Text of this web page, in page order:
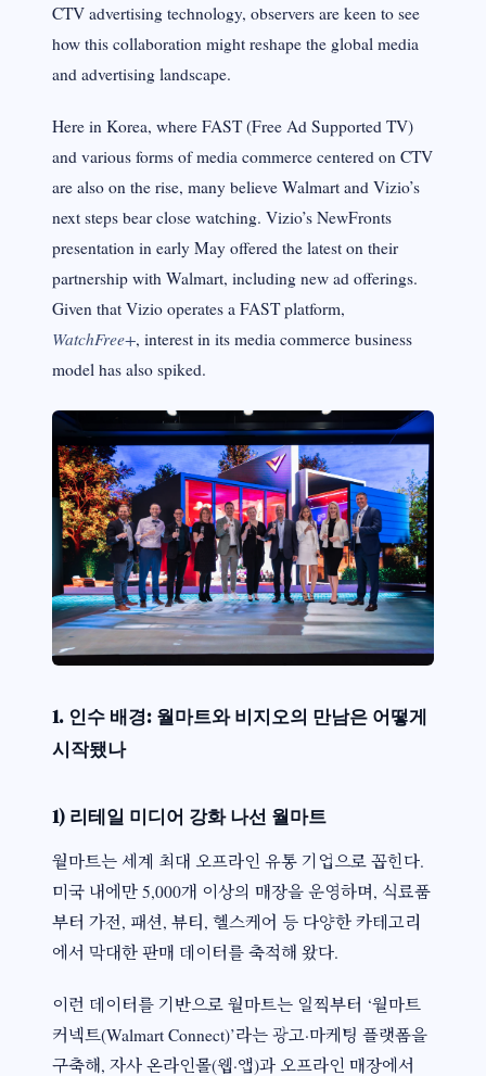
CTV advertising technology, observers are keen to see
how this collaboration might reshape the global media
and advertising landscape.
Here in Korea, where FAST (Free Ad Supported TV)
and various forms of media commerce centered on CTV
are also on the rise, many believe Walmart and Vizio’s
next steps bear close watching. Vizio’s NewFronts
presentation in early May offered the latest on their
partnership with Walmart, including new ad offerings.
Given that Vizio operates a FAST platform,
WatchFree+, interest in its media commerce business
model has also spiked.
1. 인수 배경: 월마트와 비지오의 만남은 어떻게
시작됐나
1) 리테일 미디어 강화 나선 월마트
월마트는 세계 최대 오프라인 유통 기업으로 꼽힌다.
미국 내에만 5,000개 이상의 매장을 운영하며, 식료품
부터 가전, 패션, 뷰티, 헬스케어 등 다양한 카테고리
에서 막대한 판매 데이터를 축적해 왔다.
이런 데이터를 기반으로 월마트는 일찍부터 ‘월마트
커넥트(Walmart Connect)’라는 광고·마케팅 플랫폼을
구축해, 자사 온라인몰(웹·앱)과 오프라인 매장에서